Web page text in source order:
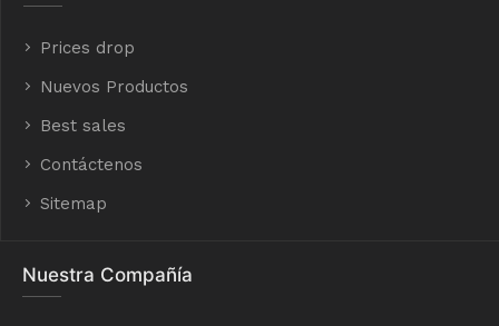
Prices drop
Nuevos Productos
Best sales
Contáctenos
Sitemap
Nuestra Compañía